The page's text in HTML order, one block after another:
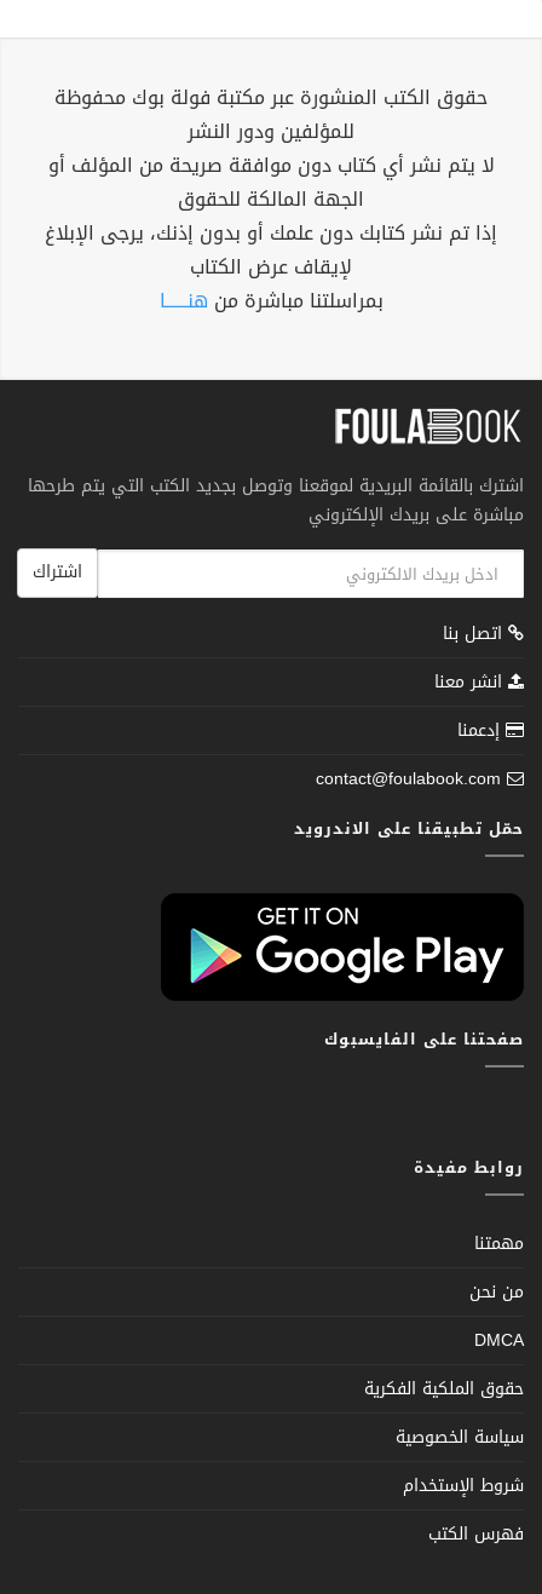
حقوق الكتب المنشورة عبر مكتبة فولة بوك محفوظة
للمؤلفين ودور النشر
لا يتم نشر أي كتاب دون موافقة صريحة من المؤلف أو
الجهة المالكة للحقوق
إذا تم نشر كتابك دون علمك أو بدون إذنك، يرجى الإبلاغ
لإيقاف عرض الكتاب
بمراسلتنا مباشرة من هنــــــا
اشترك بالقائمة البريدية لموقعنا وتوصل بجديد الكتب التي يتم طرحها
مباشرة على بريدك الإلكتروني
اشتراك
اتصل بنا
انشر معنا
إدعمنا
contact@foulabook.com
حمّل تطبيقنا على الاندرويد
صفحتنا على الفايسبوك
روابط مفيدة
مهمتنا
من نحن
DMCA
حقوق الملكية الفكرية
سياسة الخصوصية
شروط الإستخدام
فهرس الكتب